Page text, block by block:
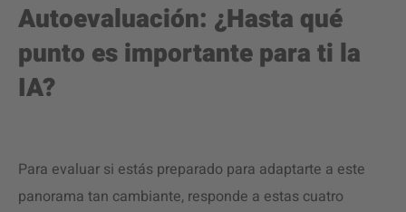
Autoevaluación: ¿Hasta qué
punto es importante para ti la
IA?
Para evaluar si estás preparado para adaptarte a este
panorama tan cambiante, responde a estas cuatro